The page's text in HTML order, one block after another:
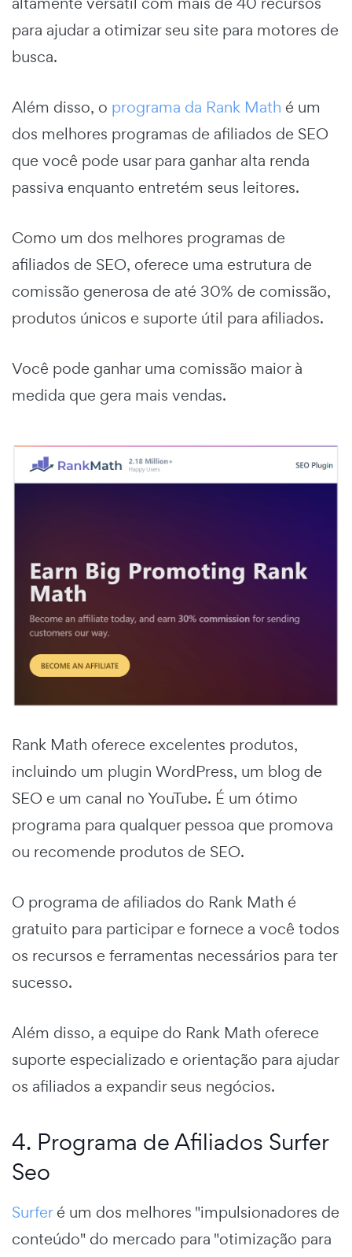
para ajudar a otimizar seu site para motores de
busca.
Além disso, o programa da Rank Math é um
dos melhores programas de afiliados de SEO
que você pode usar para ganhar alta renda
passiva enquanto entretém seus leitores.
Como um dos melhores programas de
afiliados de SEO, oferece uma estrutura de
comissão generosa de até 30% de comissão,
produtos únicos e suporte útil para afiliados.
Você pode ganhar uma comissão maior à
medida que gera mais vendas.
Rank Math oferece excelentes produtos,
incluindo um plugin WordPress, um blog de
SEO e um canal no YouTube. É um ótimo
programa para qualquer pessoa que promova
ou recomende produtos de SEO.
O programa de afiliados do Rank Math é
gratuito para participar e fornece a você todos
os recursos e ferramentas necessários para ter
sucesso.
Além disso, a equipe do Rank Math oferece
suporte especializado e orientação para ajudar
os afiliados a expandir seus negócios.
4. Programa de Afiliados Surfer
Seo
Surferé um dos melhores "impulsionadores de
conteúdo" do mercado para "otimização para